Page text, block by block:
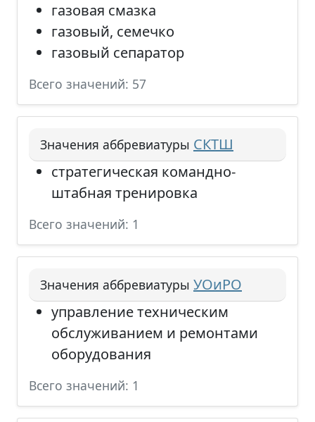
газовая смазка
газовый, семечко
газовый сепаратор
Всего значений: 57
Значения аббревиатуры СКТШ
стратегическая командно-
штабная тренировка
Всего значений: 1
Значения аббревиатуры УОиРО
управление техническим
обслуживанием и ремонтами
оборудования
Всего значений: 1